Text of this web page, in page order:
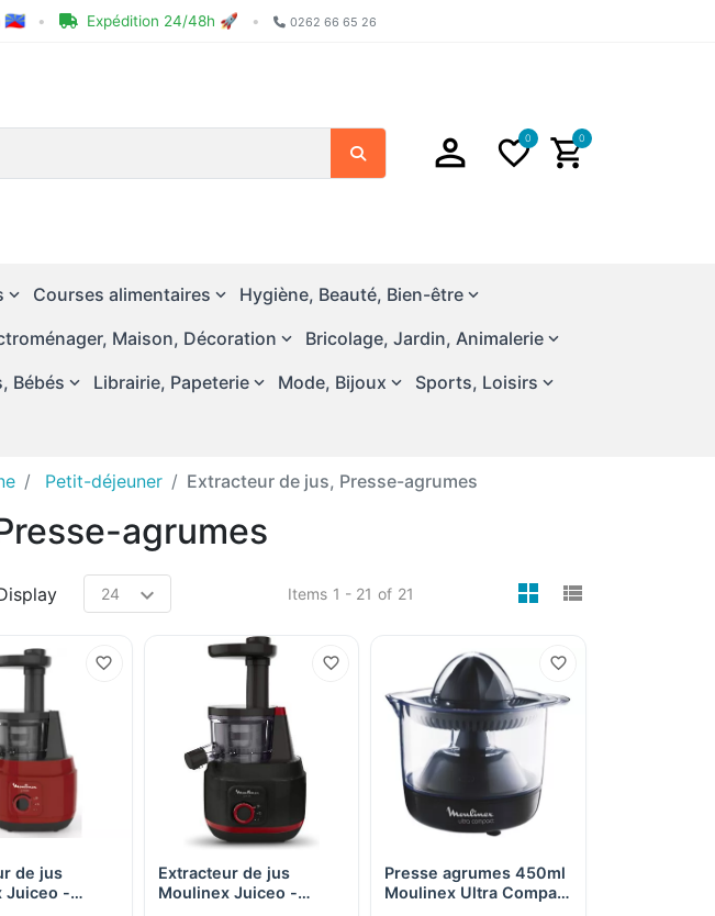
🇷🇪 • Expédition 24/48h 🚀 • 0262 66 65 26
Search
0 0
Courses alimentaires
Hygiène, Beauté, Bien-être
Maison, Décoration
Bricolage, Jardin, Animalerie
Bébés Librairie, Papeterie Mode, Bijoux
Sports, Loisirs
Petit-déjeuner Extracteur de jus, Presse-agrumes
agrumes
Items 1 - 21 of 21 viewmode
Quick View
de jus
Juiceo -
Quick View
Extracteur de jus
Moulinex Juiceo -
Quick View
Presse agrumes 450ml
Moulinex Ultra Compact